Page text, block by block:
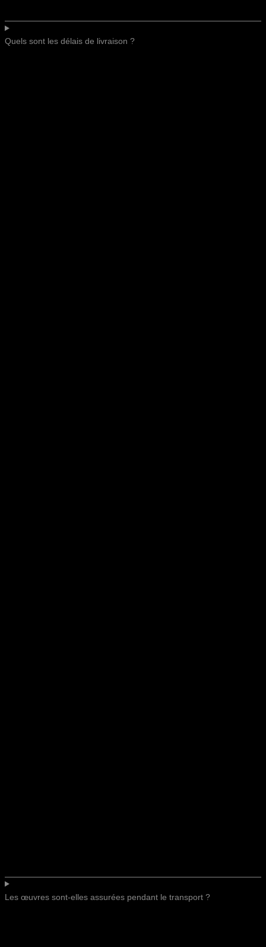
Quels sont les délais de livraison ?
Les œuvres sont-elles assurées pendant le transport ?